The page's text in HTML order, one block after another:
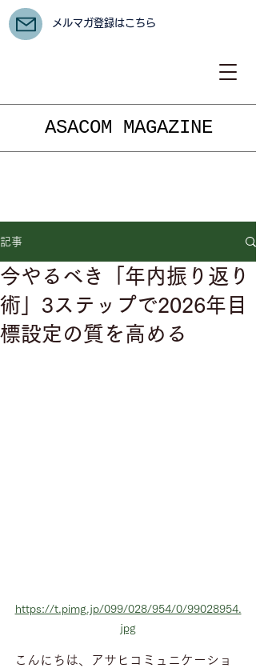
ASACOM MAGAZINE
メルマガ登録はこちら
記事
今やるべき「年内振り返り
術」3ステップで2026年目
標設定の質を高める
https://t.pimg.jp/099/028/954/0/99028954.
jpg
こんにちは、アサヒコミュニケーショ